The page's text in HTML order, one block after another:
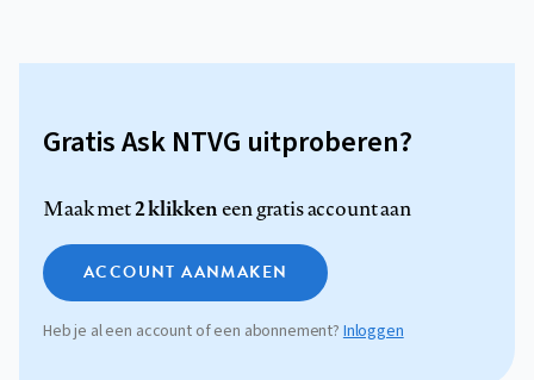
Gratis Ask NTVG uitproberen?
Maak met2 klikkeneen gratis account aan
ACCOUNT AANMAKEN
Heb je al een account of een abonnement?Inloggen